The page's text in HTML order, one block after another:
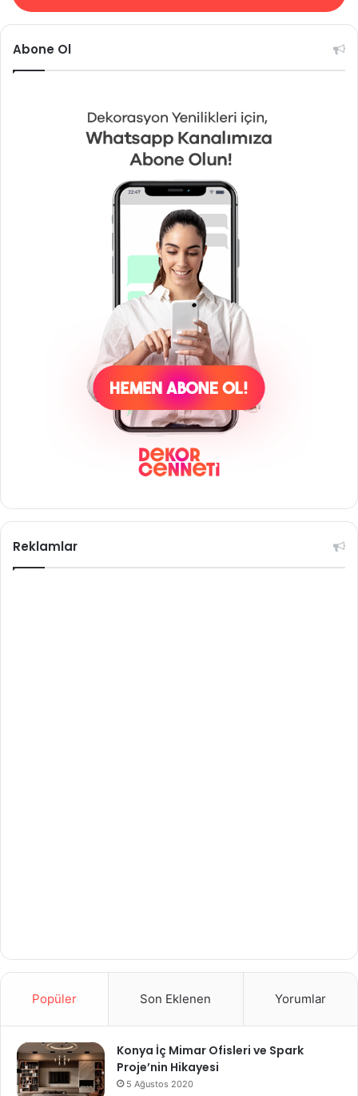
Abone Ol
Reklamlar
Popüler Son Eklenen Yorumlar
Konya İç Mimar Ofisleri ve Spark
Proje’nin Hikayesi
5 Ağustos 2020